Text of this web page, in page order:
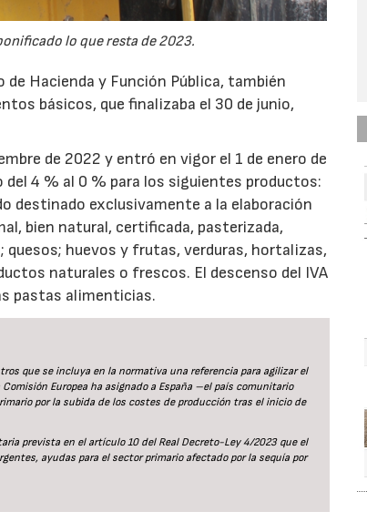
lo que resta de 2023.
Hacienda y Función Pública, también
básicos, que finalizaba el 30 de junio,
de 2022 y entró en vigor el 1 de enero de
4 % al 0 % para los siguientes productos:
destinado exclusivamente a la elaboración
bien natural, certificada, pasterizada,
quesos; huevos y frutas, verduras, hortalizas,
naturales o frescos. El descenso del IVA
pastas alimenticias.
que se incluya en la normativa una referencia para agilizar el
Europea ha asignado a España –el país comunitario
por la subida de los costes de producción tras el inicio de
prevista en el artículo 10 del Real Decreto-Ley 4/2023 que el
ayudas para el sector primario afectado por la sequía por